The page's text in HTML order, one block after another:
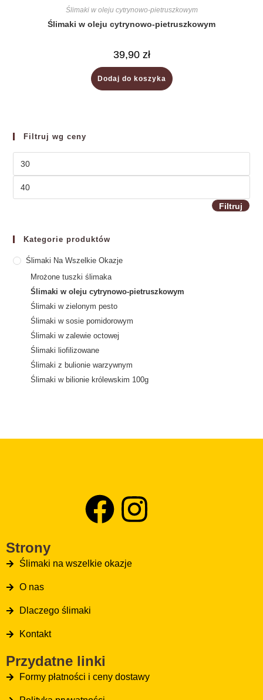
Ślimaki w oleju cytrynowo-pietruszkowym
Ślimaki w oleju cytrynowo-pietruszkowym
39,90 zł
Dodaj do koszyka
Filtruj wg ceny
Filtruj
Kategorie produktów
Ślimaki Na Wszelkie Okazje
Mrożone tuszki ślimaka
Ślimaki w oleju cytrynowo-pietruszkowym
Ślimaki w zielonym pesto
Ślimaki w sosie pomidorowym
Ślimaki w zalewie octowej
Ślimaki liofilizowane
Ślimaki z bulionie warzywnym
Ślimaki w bilionie królewskim 100g
Strony
Ślimaki na wszelkie okazje
O nas
Dlaczego ślimaki
Kontakt
Przydatne linki
Formy płatności i ceny dostawy